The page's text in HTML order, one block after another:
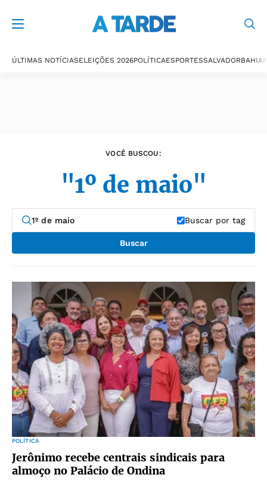
ÚLTIMAS NOTÍCIASELEIÇÕES 2026POLÍTICAESPORTESSALVADORBAHIA
VOCÊ BUSCOU:
"1º de maio"
Buscar por tag
Buscar
POLÍTICA
Jerônimo recebe centrais sindicais para
almoço no Palácio de Ondina